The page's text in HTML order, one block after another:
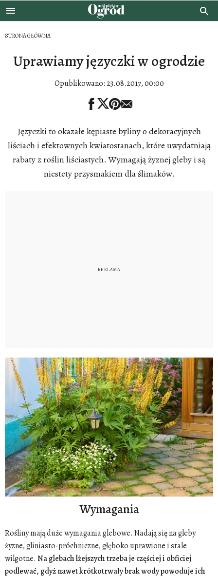
STRONA GŁÓWNA
Uprawiamy języczki w ogrodzie
Opublikowano: 23.08.2017, 00:00
Języczki to okazałe kępiaste byliny o dekoracyjnych
liściach i efektownych kwiatostanach, które uwydatniają
rabaty z roślin liściastych. Wymagają żyznej gleby i są
niestety przysmakiem dla ślimaków.
Wymagania
Rośliny mają duże wymagania glebowe. Nadają się na gleby
żyzne, gliniasto-próchniczne, głęboko uprawione i stale
wilgotne. Na glebach lżejszych trzeba je częściej i obficiej
podlewać, gdyż nawet krótkotrwały brak wody powoduje ich